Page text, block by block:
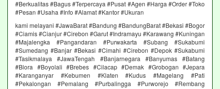
#Berkualitas #Bagus #Terpercaya #Pusat #Agen #Harga #Order #Toko
#Pesan #Usaha #Info #Alamat #Kantor #Ukuran
kami melayani #JawaBarat #Bandung #BandungBarat #Bekasi #Bogor
#Ciamis #Cianjur #Cirebon #Garut #Indramayu #Karawang #Kuningan
#Majalengka #Pangandaran #Purwakarta #Subang #Sukabumi
#Sumedang #Banjar #Bekasi #Cimahi #Cirebon #Depok #Sukabumi
#Tasikmalaya #JawaTengah #Banjarnegara #Banyumas #Batang
#Blora #Boyolali #Brebes #Cilacap #Demak #Grobogan #Jepara
#Karanganyar #Kebumen #Klaten #Kudus #Magelang #Pati
#Pekalongan #Pemalang #Purbalingga #Purworejo #Rembang